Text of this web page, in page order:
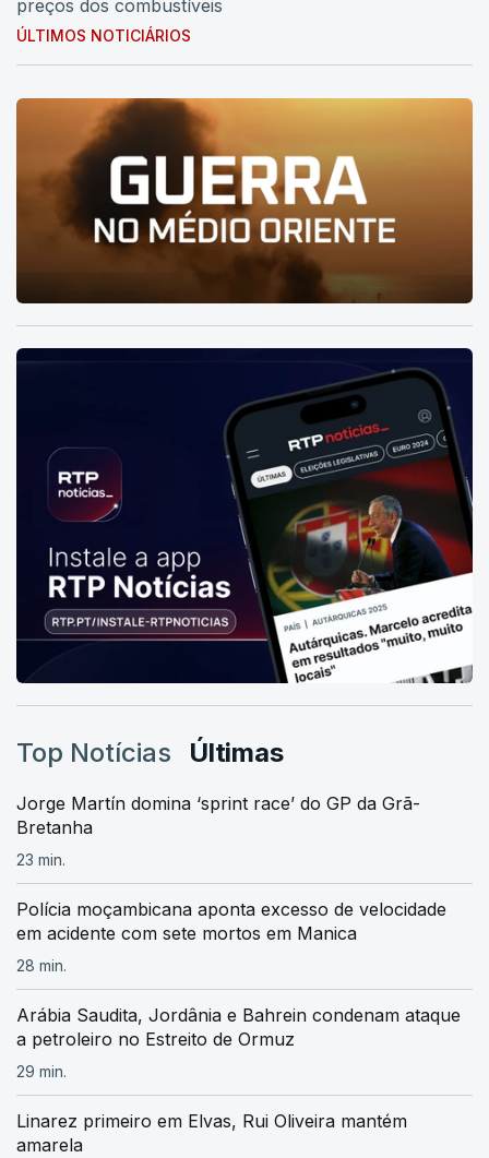
preços dos combustíveis
ÚLTIMOS NOTICIÁRIOS
Top Notícias Últimas
Jorge Martín domina ‘sprint race’ do GP da Grã-
Bretanha
23 min.
Polícia moçambicana aponta excesso de velocidade
em acidente com sete mortos em Manica
28 min.
Arábia Saudita, Jordânia e Bahrein condenam ataque
a petroleiro no Estreito de Ormuz
29 min.
Linarez primeiro em Elvas, Rui Oliveira mantém
amarela